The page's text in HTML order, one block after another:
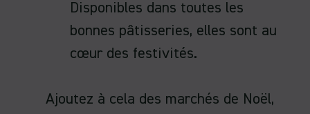
Disponibles dans toutes les
bonnes pâtisseries, elles sont au
cœur des festivités.
Ajoutez à cela des marchés de Noël,